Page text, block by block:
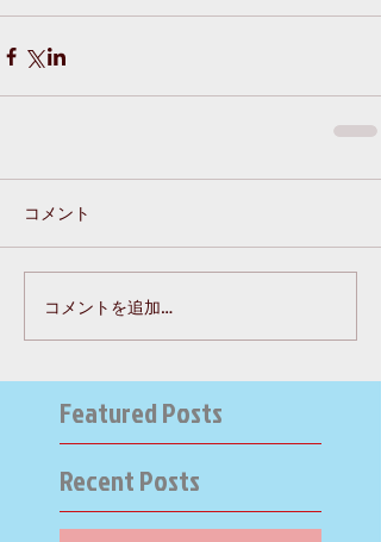
コメント
コメントを追加…
Featured Posts
Recent Posts